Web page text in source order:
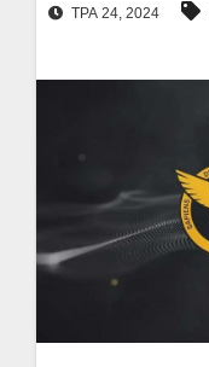
ТРА 24, 2024